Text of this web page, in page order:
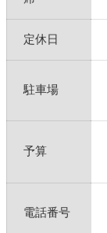
定休日
駐車場
予算
電話番号